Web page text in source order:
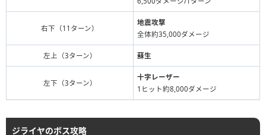
右下（11ターン）
地震攻撃
全体約35,000ダメージ
左上（3ターン） 蘇生
左下（3ターン）
十字レーザー
1ヒット約8,000ダメージ
ジライヤのボス攻略